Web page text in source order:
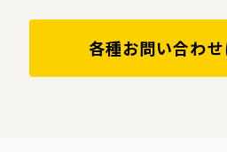
各種お問い合わ